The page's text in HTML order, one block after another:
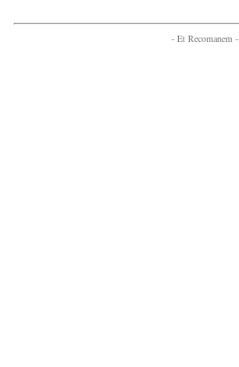
- Et Recomanem -